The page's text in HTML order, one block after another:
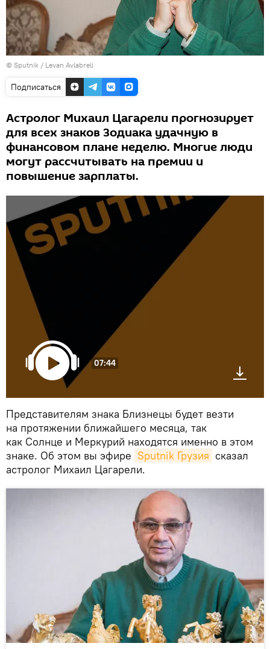
© Sputnik / Levan Avlabreli
Подписаться
Астролог Михаил Цагарели прогнозирует
для всех знаков Зодиака удачную в
финансовом плане неделю. Многие люди
могут рассчитывать на премии и
повышение зарплаты.
07:44
Представителям знака Близнецы будет везти
на протяжении ближайшего месяца, так
как Солнце и Меркурий находятся именно в этом
знаке. Об этом вы эфире Sputnik Грузия сказал
астролог Михаил Цагарели.